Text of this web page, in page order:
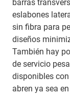
barras
eslabones
sin fibra para
diseños
También hay
de servicio
disponibles
abren ya sea